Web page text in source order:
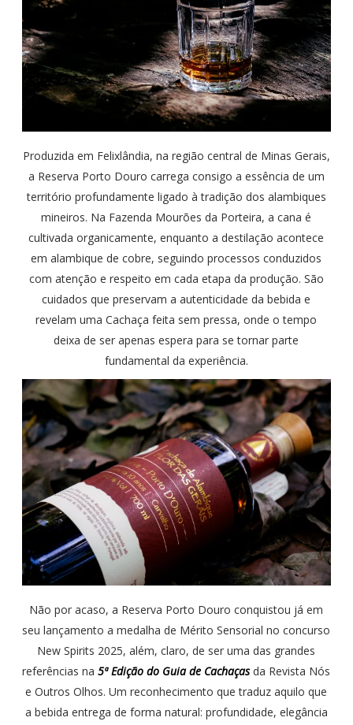
Produzida em Felixlândia, na região central de Minas Gerais,
a Reserva Porto Douro carrega consigo a essência de um
território profundamente ligado à tradição dos alambiques
mineiros. Na Fazenda Mourões da Porteira, a cana é
cultivada organicamente, enquanto a destilação acontece
em alambique de cobre, seguindo processos conduzidos
com atenção e respeito em cada etapa da produção. São
cuidados que preservam a autenticidade da bebida e
revelam uma Cachaça feita sem pressa, onde o tempo
deixa de ser apenas espera para se tornar parte
fundamental da experiência.
Não por acaso, a Reserva Porto Douro conquistou já em
seu lançamento a medalha de Mérito Sensorial no concurso
New Spirits 2025, além, claro, de ser uma das grandes
referências na5ª Edição do Guia de Cachaçasda Revista Nós
e Outros Olhos. Um reconhecimento que traduz aquilo que
a bebida entrega de forma natural: profundidade, elegância